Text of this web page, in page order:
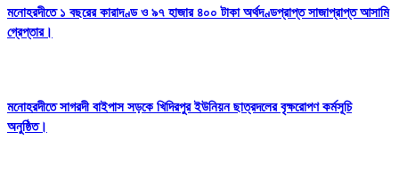
মনোহরদীতে ১ বছরের কারাদণ্ড ও ৯৭ হাজার ৪০০ টাকা অর্থদণ্ডপ্রাপ্ত সাজাপ্রাপ্ত আসামি
গ্রেপ্তার।
মনোহরদীতে সাগরদী বাইপাস সড়কে খিদিরপুর ইউনিয়ন ছাত্রদলের বৃক্ষরোপণ কর্মসূচি
অনুষ্ঠিত।